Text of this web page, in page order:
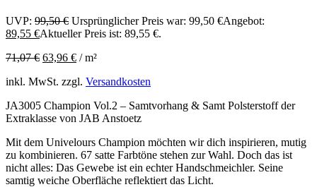
UVP: 99,50€ Ursprünglicher Preis war: 99,50 €Angebot:
89,55 €Aktueller Preis ist: 89,55 €.
71,07€ 63,96 € /m²
inkl. MwSt. zzgl. Versandkosten
JA3005 Champion Vol.2 – Samtvorhang & Samt Polsterstoff der
Extraklasse von JAB Anstoetz
Mit dem Univelours Champion möchten wir dich inspirieren, mutig
zu kombinieren. 67 satte Farbtöne stehen zur Wahl. Doch das ist
nicht alles: Das Gewebe ist ein echter Handschmeichler. Seine
samtig weiche Oberfläche reflektiert das Licht.